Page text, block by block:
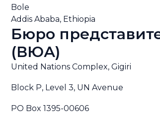
Bole
Addis Ababa, Ethiopia
Бюро
(ВЮА)
United Nations Complex, Gigiri
Block P, Level 3, UN Avenue
PO Box 1395-00606